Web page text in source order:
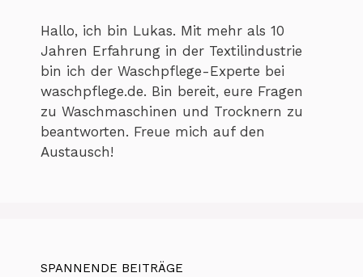
Hallo, ich bin Lukas. Mit mehr als 10
Jahren Erfahrung in der Textilindustrie
bin ich der Waschpflege-Experte bei
waschpflege.de. Bin bereit, eure Fragen
zu Waschmaschinen und Trocknern zu
beantworten. Freue mich auf den
Austausch!
SPANNENDE BEITRÄGE